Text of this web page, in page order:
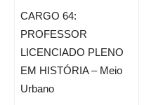
CARGO 64:
PROFESSOR
LICENCIADO PLENO
EM HISTÓRIA – Meio
Urbano